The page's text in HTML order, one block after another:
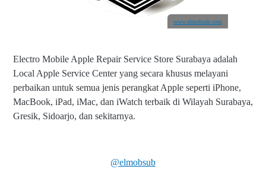
www.elmobsub.com
Electro Mobile Apple Repair Service Store Surabaya adalah
Local Apple Service Center yang secara khusus melayani
perbaikan untuk semua jenis perangkat Apple seperti iPhone,
MacBook, iPad, iMac, dan iWatch terbaik di Wilayah Surabaya,
Gresik, Sidoarjo, dan sekitarnya.
@elmobsub